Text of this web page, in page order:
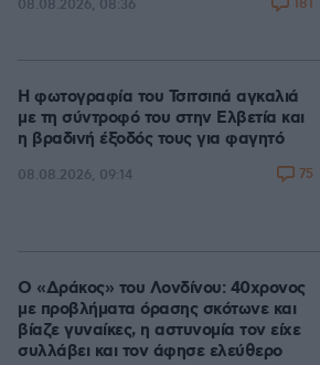
08.08.2026, 08:36 181
Η φωτογραφία του Τσιτσιπά αγκαλιά
με τη σύντροφό του στην Ελβετία και
η βραδινή έξοδός τους για φαγητό
08.08.2026, 09:14 75
Ο «Δράκος» του Λονδίνου: 40χρονος
με προβλήματα όρασης σκότωνε και
βίαζε γυναίκες, η αστυνομία τον είχε
συλλάβει και τον άφησε ελεύθερο